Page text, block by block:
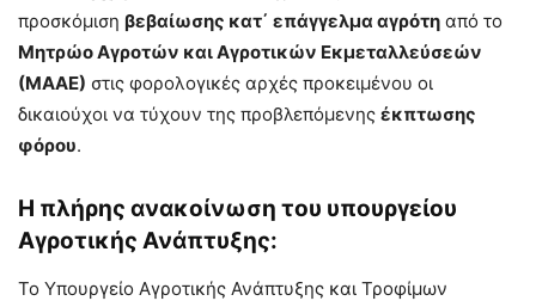
προσκόμιση βεβαίωσης κατ΄ επάγγελμα αγρότη από το
Μητρώο Αγροτών και Αγροτικών Εκμεταλλεύσεών
(ΜΑΑΕ) στις φορολογικές αρχές προκειμένου οι
δικαιούχοι να τύχουν της προβλεπόμενης έκπτωσης
φόρου.
Η πλήρης ανακοίνωση του υπουργείου
Αγροτικής Ανάπτυξης:
Το Υπουργείο Αγροτικής Ανάπτυξης και Τροφίμων